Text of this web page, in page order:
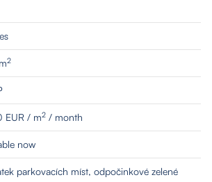
Services
Contact
2
EUR / m2 / month
now
parkovacích míst, odpočinkové zelené